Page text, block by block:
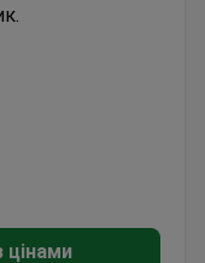
щорічно
із
включає
та
система
цінами